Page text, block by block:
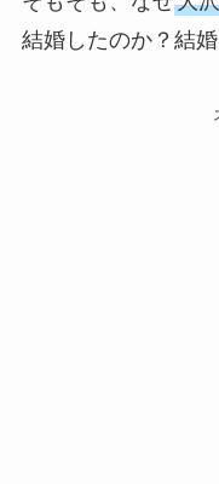
結婚したのか？結